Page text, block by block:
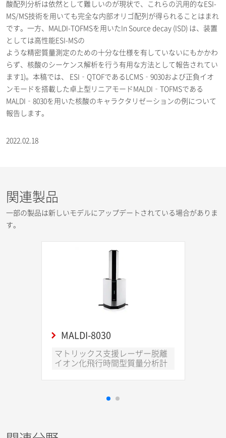
酸配列分析は依然として難しいのが現状で、これらの汎用的なESI-
MS/MS技術を用いても完全な内部オリゴ配列が得られることはまれ
です。一方、MALDI-TOFMSを用いたIn Source decay (ISD) は、装置
としては高性能ESI-MSの
ような精密質量測定のための十分な仕様を有していないにもかかわ
らず、核酸のシーケンス解析を行う有用な方法として報告されてい
ます1)。本稿では、 ESI‐QTOFであるLCMS‐9030および正負イオ
ンモードを搭載した卓上型リニアモードMALDI‐TOFMSである
MALDI‐8030を用いた核酸のキャラクタリゼーションの例について
報告します。
2022.02.18
関連製品
一部の製品は新しいモデルにアップデートされている場合がありま
す。
MALDI-8030
マトリックス支援レーザー脱離
イオン化飛行時間型質量分析計